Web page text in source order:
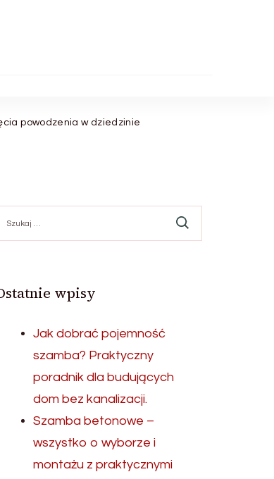
powodzenia w dziedzinie
wpisy
Jak dobrać pojemność
szamba? Praktyczny
poradnik dla budujących
dom bez kanalizacji.
Szamba betonowe –
wszystko o wyborze i
montażu z praktycznymi